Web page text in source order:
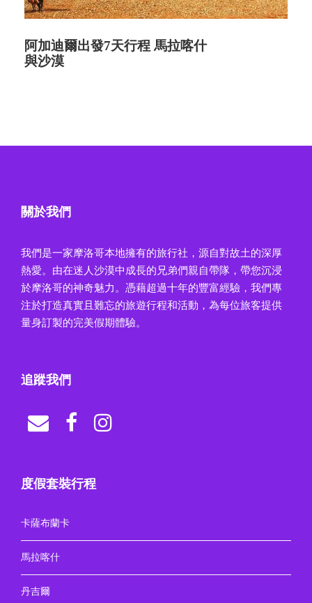
阿加迪爾出發7天行程 馬拉喀什
與沙漠
關於我們
我們是一家摩洛哥本地擁有的旅行社，源自對故土的深厚
熱愛。由在迷人沙漠中成長的兄弟們親自帶隊，帶您沉浸
於摩洛哥的神奇魅力。憑藉超過十年的豐富經驗，我們專
注於打造真實且難忘的旅遊行程和活動，為每位旅客提供
量身訂製的完美假期體驗。
追蹤我們
度假套裝行程
卡薩布蘭卡
馬拉喀什
丹吉爾